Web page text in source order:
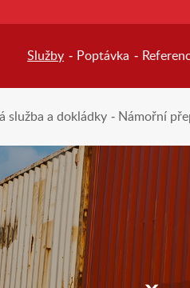
Služby Poptávka
služba a dokládky Námořní